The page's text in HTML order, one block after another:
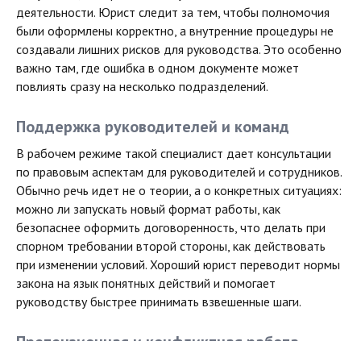
деятельности. Юрист следит за тем, чтобы полномочия
были оформлены корректно, а внутренние процедуры не
создавали лишних рисков для руководства. Это особенно
важно там, где ошибка в одном документе может
повлиять сразу на несколько подразделений.
Поддержка руководителей и команд
В рабочем режиме такой специалист дает консультации
по правовым аспектам для руководителей и сотрудников.
Обычно речь идет не о теории, а о конкретных ситуациях:
можно ли запускать новый формат работы, как
безопаснее оформить договоренность, что делать при
спорном требовании второй стороны, как действовать
при изменении условий. Хороший юрист переводит нормы
закона на язык понятных действий и помогает
руководству быстрее принимать взвешенные шаги.